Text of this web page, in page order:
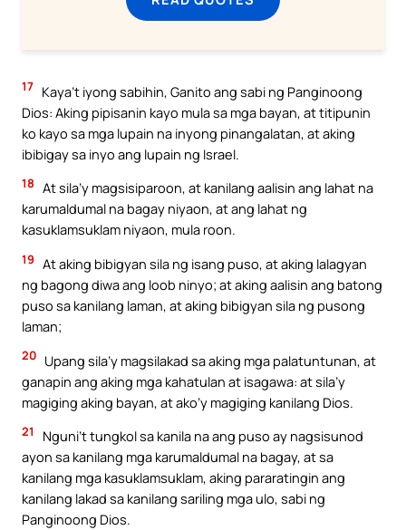
17 Kaya’t iyong sabihin, Ganito ang sabi ng Panginoong
Dios: Aking pipisanin kayo mula sa mga bayan, at titipunin
ko kayo sa mga lupain na inyong pinangalatan, at aking
ibibigay sa inyo ang lupain ng Israel.
18 At sila’y magsisiparoon, at kanilang aalisin ang lahat na
karumaldumal na bagay niyaon, at ang lahat ng
kasuklamsuklam niyaon, mula roon.
19 At aking bibigyan sila ng isang puso, at aking lalagyan
ng bagong diwa ang loob ninyo; at aking aalisin ang batong
puso sa kanilang laman, at aking bibigyan sila ng pusong
laman;
20 Upang sila’y magsilakad sa aking mga palatuntunan, at
ganapin ang aking mga kahatulan at isagawa: at sila’y
magiging aking bayan, at ako’y magiging kanilang Dios.
21
Nguni’t tungkol sa kanila na ang puso ay nagsisunod
ayon sa kanilang mga karumaldumal na bagay, at sa
kanilang mga kasuklamsuklam, aking pararatingin ang
kanilang lakad sa kanilang sariling mga ulo, sabi ng
Panginoong Dios.